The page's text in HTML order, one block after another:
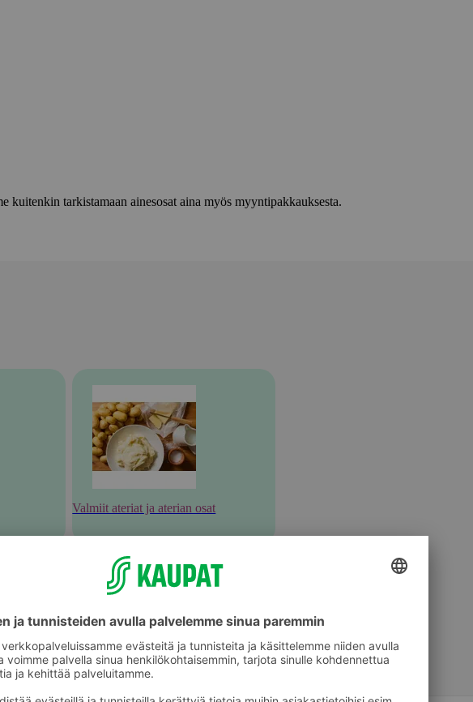
kuitenkin tarkistamaan ainesosat aina myös myyntipakkauksesta.
Valmiit ateriat ja aterian osat